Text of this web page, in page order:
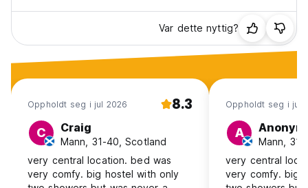
Var dette nyttig?
Oppholdt seg i jul 2026 8.3
C Craig
Mann, 31-40, Scotland
very central location. bed was
very comfy. big hostel with only
Oppholdt seg i jul
A Anonym
Mann,
very central
very comfy. big